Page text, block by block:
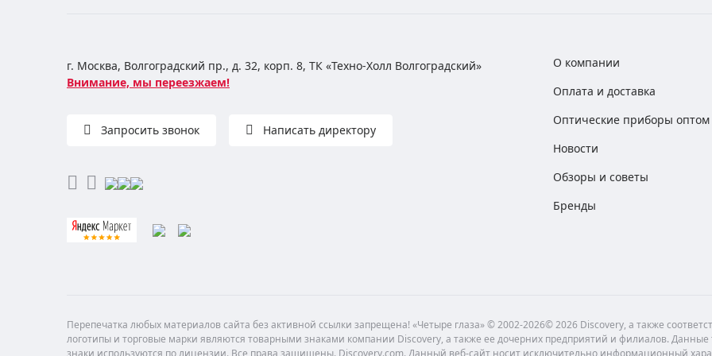
г. Москва, Волгоградский пр., д. 32, корп. 8, ТК «Техно-Холл Волгоградский»
Внимание, мы переезжаем!
Запросить звонок Написать директору
О компании
Оплата и доставка
Оптические приборы оптом
Новости
Обзоры и советы
Бренды
Перепечатка любых материалов сайта без активной ссылки запрещена! «Четыре глаза» © 2002-2026© 2026 Discovery, а также
логотипы и торговые марки являются товарными знаками компании Discovery, а также ее дочерних предприятий и филиалов.
знаки используются по лицензии. Все права защищены. Discovery.com. Данный веб-сайт носит исключительно информационный